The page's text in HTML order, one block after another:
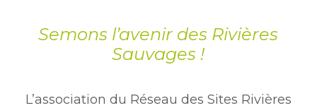
Semons l’avenir des Rivières
Sauvages !
L’association du Réseau des Sites Rivières